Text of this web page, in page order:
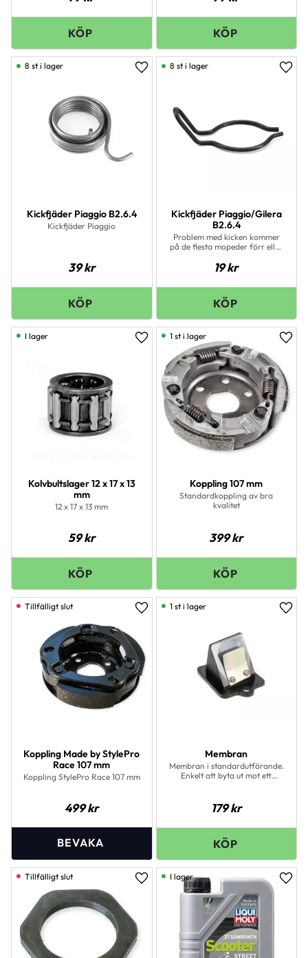
startmekanism.
Kickfjäder Piaggio B2.6.4
Kickfjäder Piaggio
39kr
Lägg till i favoriter
8 st i lager
Kickfjäder Piaggio/Gilera
B2.6.4
Problem med kicken kommer
på de flesta mopeder förr eller
de vanliga slitdelarna samtidigt
för att få en felfri
startmekanism.
19kr
8 st i lager
Kolvbultslager 12 x 17 x 13
mm
12 x 17 x 13 mm
59kr
Lägg till i favoriter
I lager
Koppling 107 mm
Standardkoppling av bra
kvalitet
399kr
1 st i lager
Koppling Made by StylePro
Race 107 mm
Koppling StylePro Race 107 mm
499kr
Lägg till i favoriter
Membran
Membran i standardutförande.
Enkelt att byta ut mot ett
179kr
1 st i lager
Lägg till i favoriter
I lager